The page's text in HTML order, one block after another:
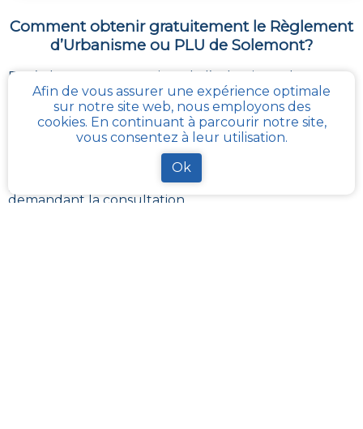
Comment obtenir gratuitement le Règlement
d’Urbanisme ou PLU de Solemont?
En s’adressant aux services de l’urbanisme de sa
communauté de communes, ou directement de sa
commune, il est possibled’obtenir gratuitement les
différents documents du PLU.
Chaque administration locale a pour responsabilité
de maintenir à jour les documents d’urbanisme de
son périmètre. La Loi impose aussi sa mise à disposition
publique et gratuite à toute personne en
demandant la consultation.
Afin de vous assurer une expérience optimale
sur notre site web, nous employons des
cookies. En continuant à parcourir notre site,
vous consentez à leur utilisation.
Ok